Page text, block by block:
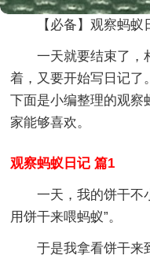
【必备】观察蚂蚁
一天就要结束了，
着，又要开始写日记了
下面是小编整理的观察
家能够喜欢。
观察蚂蚁日记 篇1
一天，我的饼干不
用饼干来喂蚂蚁”。
于是我拿看饼干来